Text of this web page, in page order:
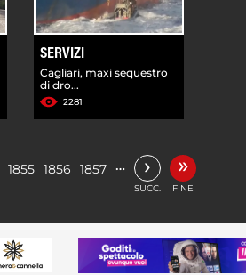
SERVIZI
Cagliari, maxi sequestro
di dro...
2281
1855 1856 1857 … ›
SUCC.
»
FINE